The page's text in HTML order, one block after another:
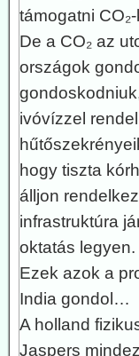
támogatni
De a CO₂ az
országok
ivóvízzel
hogy tiszta
álljon
infrastruktúra
oktatás legyen.
Ezek azok a
India gondol…
A holland
Jaspers